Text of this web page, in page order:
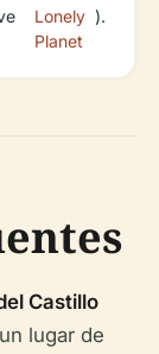
Lonely
Planet
).
Castillo
lugar de